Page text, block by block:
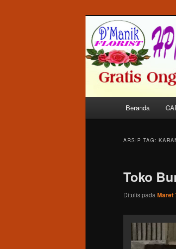
Toko
Melayani
Dalam Kota
Beranda
ARSIP TAG:
Toko
Ditulis pada Maret